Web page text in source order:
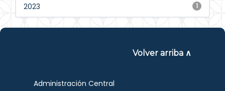
1
2023
Volver arriba ∧
Administración Central